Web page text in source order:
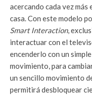
acercando cada vez
casa. Con este modelo
Smart Interaction,
interactuar con el
encenderlo con un
movimiento, para
un sencillo movimiento
permitirá desbloquear